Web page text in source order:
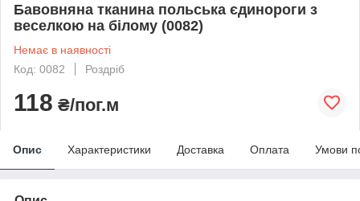
Бавовняна тканина польська єдинороги з
веселкою на білому (0082)
Немає в наявності
Код: 0082
Роздріб
118 ₴/пог.м
Опис Характеристики Доставка Оплата Умови